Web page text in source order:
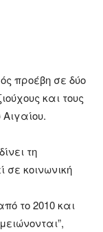
προέβη σε δύο
και τους
τη
σε κοινωνική
το 2010 και